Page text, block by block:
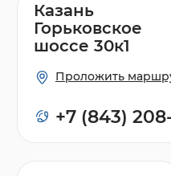
Казань
Горьковское
шоссе 30к1
Проложить
+7 (843)